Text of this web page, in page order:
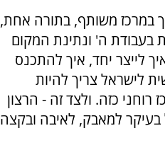
במרכז משותף, בתורה אחת,
בעבודת ה' ונתינת המקום
לייצר יחד, איך להתכנס
לישראל צריך להיות
כזה. ולצד זה - הרצון
בעיקר למאבק, לאיבה ובקצה